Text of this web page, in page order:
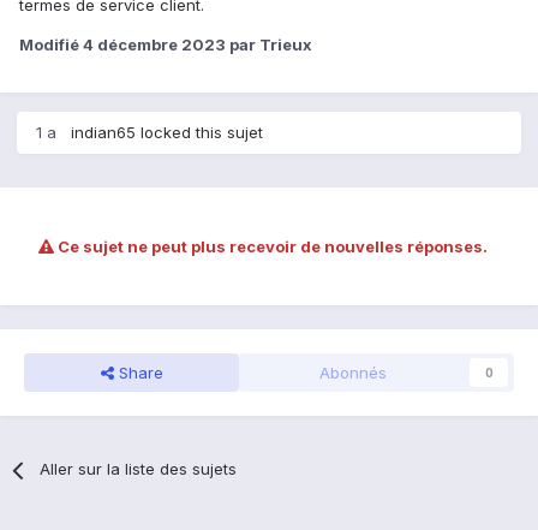
termes de service client.
Modifié4 décembre 2023 par Trieux
1 a indian65 locked this sujet
Ce sujet ne peut plus recevoir de nouvelles réponses.
Share Abonnés 0
Aller sur la liste des sujets